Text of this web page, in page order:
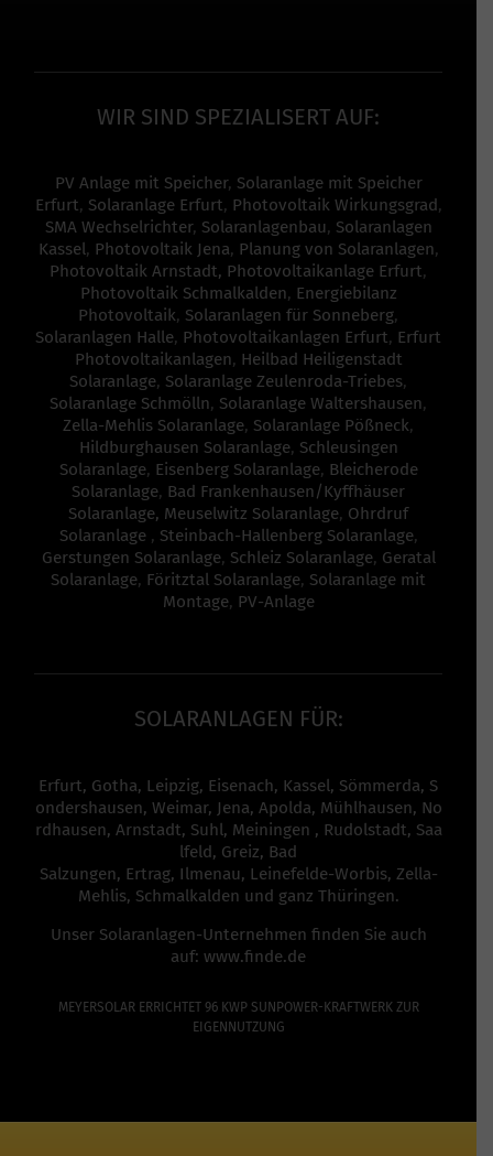
WIR SIND SPEZIALISERT AUF:
PV Anlage mit Speicher, Solaranlage mit Speicher
Erfurt, Solaranlage Erfurt, Photovoltaik Wirkungsgrad,
SMA Wechselrichter, Solaranlagenbau, Solaranlagen
Kassel, Photovoltaik Jena, Planung von Solaranlagen,
Photovoltaik Arnstadt, Photovoltaikanlage Erfurt,
Photovoltaik Schmalkalden, Energiebilanz
Photovoltaik, Solaranlagen für Sonneberg,
Solaranlagen Halle, Photovoltaikanlagen Erfurt, Erfurt
Photovoltaikanlagen, Heilbad Heiligenstadt
Solaranlage, Solaranlage Zeulenroda-Triebes,
Solaranlage Schmölln, Solaranlage Waltershausen,
Zella-Mehlis Solaranlage, Solaranlage Pößneck,
Hildburghausen Solaranlage, Schleusingen
Solaranlage, Eisenberg Solaranlage, Bleicherode
Solaranlage, Bad Frankenhausen/Kyffhäuser
Solaranlage, Meuselwitz Solaranlage, Ohrdruf
Solaranlage, Steinbach-Hallenberg Solaranlage,
Gerstungen Solaranlage, Schleiz Solaranlage, Geratal
Solaranlage, Föritztal Solaranlage, Solaranlage mit
Montage, PV-Anlage
SOLARANLAGEN FÜR:
Erfurt, Gotha, Leipzig, Eisenach, Kassel, Sömmerda, S
ondershausen, Weimar, Jena, Apolda, Mühlhausen, No
rdhausen, Arnstadt, Suhl, Meiningen , Rudolstadt, Saa
lfeld, Greiz, Bad
Salzungen, Ertrag, Ilmenau, Leinefelde-Worbis, Zella-
Mehlis, Schmalkalden und ganz Thüringen.
Unser Solaranlagen-Unternehmen finden Sie auch
auf: www.finde.de
MEYERSOLAR ERRICHTET 96 KWP SUNPOWER-KRAFTWERK ZUR
EIGENNUTZUNG